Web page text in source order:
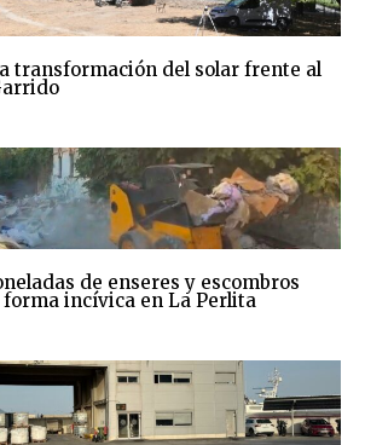
transformación del solar frente al
de enseres y escombros
forma incívica en La Perlita